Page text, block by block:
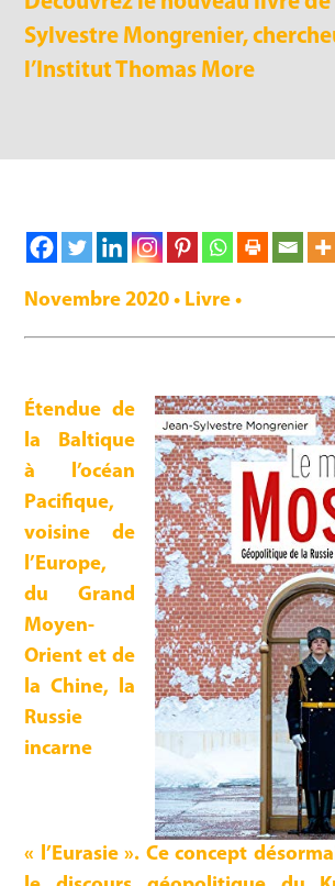
Sylvestre Mongrenier,
l’Institut Thomas More
Novembre 2020 • Livre •
Étendue de
la Baltique
à l’océan
Pacifique,
voisine de
l’Europe,
du Grand
Moyen-
Orient et de
la Chine, la
Russie
incarne
« l’Eurasie ». Ce concept